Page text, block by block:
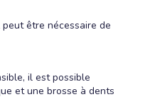
être nécessaire de
il est possible
et une brosse à dents